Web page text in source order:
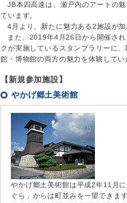
JB本四高速は、瀬戸内のアートの
ています。
4月より、新たに魅力ある2施設が
また、2019年4月26日から開催さ
クが実施しているスタンプラリーに
館・博物館の両方の魅力を体験して
【新規参加施設】
やかげ郷土美術館
やかげ郷土美術館は平成2年11月
ぐら」からは町並みを一望できま